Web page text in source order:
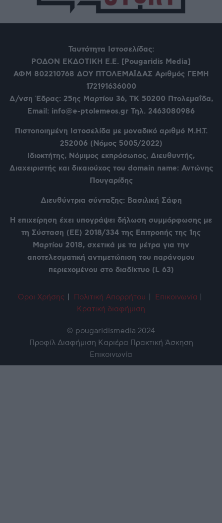
Ταυτότητα Ιστοσελίδας:
ΡΟΔΟΝ ΕΚΔΟΤΙΚΗ Ε.Ε. [Pougaridis Media]
ΑΦΜ 802210768 ΔΟΥ ΠΤΟΛΕΜΑΪΔΑΣ Αριθμός ΓΕΜΗ
172191636000
Δ/νση Έδρας: 25ης Μαρτίου 36, ΤΚ 50200 Πτολεμαΐδα,
Email: info@e-ptolemeos.gr Τηλ. 2463080986
Πιστοποιημένη Ιστοσελίδα με μοναδικό αριθμό Μ.Η.Τ.
252006 (Νόμος 5005/2022)
Ιδιοκτήτης, Νόμιμος εκπρόσωπος, Διευθυντής,
Διαχειριστής και δικαιούχος του domain name: Αντώνης
Πουγαρίδης
Διευθύντρια σύνταξης: Βασιλική Σάφη
Η επιχείρηση έχει υπογράψει δήλωση συμμόρφωσης με
τη Σύσταση (ΕΕ) 2018/334 της Επιτροπής της 1ης
Μαρτίου 2018, σχετικά με τα μέτρα για την
αποτελεσματική αντιμετώπιση του παράνομου
περιεχομένου στο διαδίκτυο (L 63)
Όροι Χρήσης Πολιτική Απορρήτου Επικοινωνία
Κρατική διαφήμιση
© pougaridismedia 2024
Προφίλ Διαφήμιση Καριέρα Πρακτική Άσκηση
Επικοινωνία